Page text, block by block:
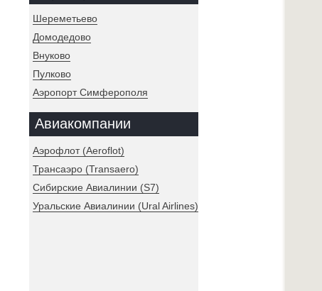
Шереметьево
Домодедово
Внуково
Пулково
Аэропорт Симферополя
Авиакомпании
Аэрофлот (Aeroflot)
Трансаэро (Transaero)
Сибирские Авиалинии (S7)
Уральские Авиалинии (Ural Airlines)